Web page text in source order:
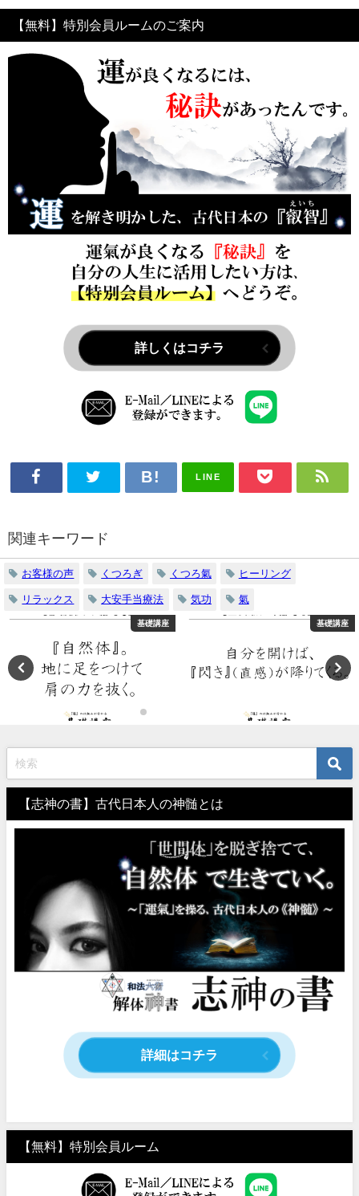
【無料】特別会員ルームのご案内
詳しくはコチラ
LINE
関連キーワード
お客様の声 くつろぎ くつろ氣 ヒーリング
リラックス 大安手当療法 気功 氣
基礎講座 基礎講座
【志神の書】古代日本人の神髄とは
詳細はコチラ
【無料】特別会員ルーム